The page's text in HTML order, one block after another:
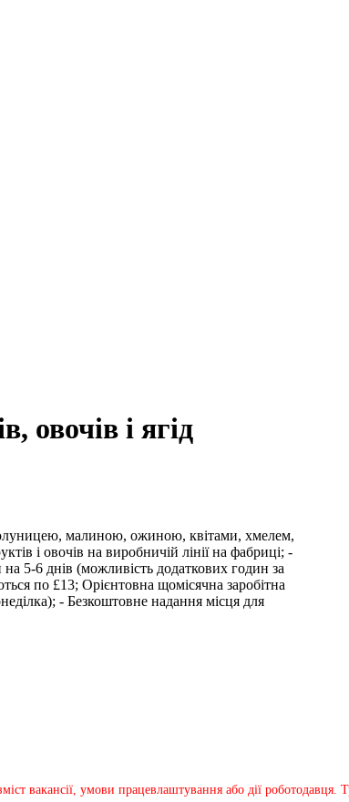
овочів і ягід
малиною, ожиною, квітами, хмелем,
і овочів на виробничій лінії на фабриці; -
5-6 днів (можливість додаткових годин за
по £13; Орієнтовна щомісячна заробітна
- Безкоштовне надання місця для
вакансії, умови працевлаштування або дії